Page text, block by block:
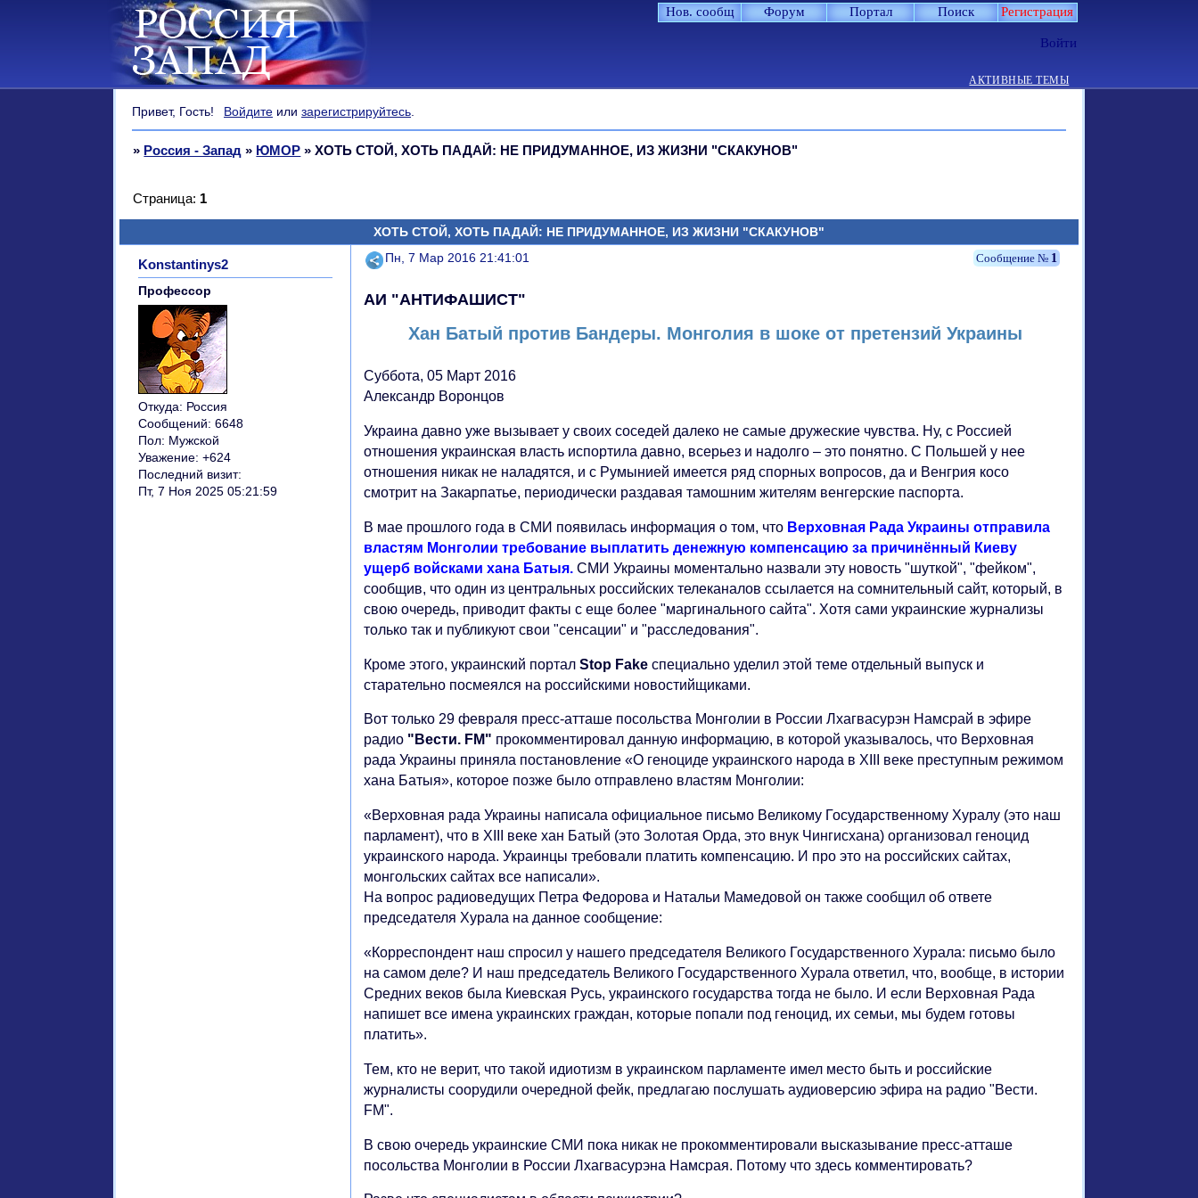
Нов. сообщ Форум Портал Поиск Регистрация
Войти
АКТИВНЫЕ ТЕМЫ
Привет, Гость! Войдите илизарегистрируйтесь.
» Россия - Запад » ЮМОР »ХОТЬ СТОЙ, ХОТЬ ПАДАЙ: НЕ ПРИДУМАННОЕ, ИЗ ЖИЗНИ "СКАКУНОВ"
ХОТЬ СТОЙ, ХОТЬ ПАДАЙ: НЕ ПРИДУМАННОЕ, ИЗ ЖИЗНИ "СКАКУНОВ"
Страница: 1
Поделиться 1
Пн, 7 Мар 2016 21:41:01
Konstantinys2
Профессор
Откуда: Россия
Сообщений: 6648
Пол: Мужской
Уважение: +624
Последний визит:
Пт, 7 Ноя 2025 05:21:59
АИ "АНТИФАШИСТ"
Хан Батый против Бандеры. Монголия в шоке от претензий Украины
Суббота, 05 Март 2016
Александр Воронцов
Украина давно уже вызывает у своих соседей далеко не самые дружеские чувства. Ну, с Россией
отношения украинская власть испортила давно, всерьез и надолго – это понятно. С Польшей у нее
отношения никак не наладятся, и с Румынией имеется ряд спорных вопросов, да и Венгрия косо
смотрит на Закарпатье, периодически раздавая тамошним жителям венгерские паспорта.
В мае прошлого года в СМИ появилась информация о том, что Верховная Рада Украины отправила
властям Монголии требование выплатить денежную компенсацию за причинённый Киеву
ущерб войсками хана Батыя.СМИ Украины моментально назвали эту новость "шуткой", "фейком",
сообщив, что один из центральных российских телеканалов ссылается на сомнительный сайт, который, в
свою очередь, приводит факты с еще более "маргинального сайта". Хотя сами украинские журнализы
только так и публикуют свои "сенсации" и "расследования".
Кроме этого, украинский порталStop Fake специально уделил этой теме отдельный выпуск и
старательно посмеялся на российскими новостийщиками.
Вот только 29 февраля пресс-атташе посольства Монголии в России Лхагвасурэн Намсрай в эфире
радио "Вести. FM" прокомментировал данную информацию, в которой указывалось, что Верховная
рада Украины приняла постановление «О геноциде украинского народа в XIII веке преступным режимом
хана Батыя», которое позже было отправлено властям Монголии:
«Верховная рада Украины написала официальное письмо Великому Государственному Хуралу (это наш
парламент), что в XIII веке хан Батый (это Золотая Орда, это внук Чингисхана) организовал геноцид
украинского народа. Украинцы требовали платить компенсацию. И про это на российских сайтах,
монгольских сайтах все написали».
На вопрос радиоведущих Петра Федорова и Натальи Мамедовой он также сообщил об ответе
председателя Хурала на данное сообщение:
«Корреспондент наш спросил у нашего председателя Великого Государственного Хурала: письмо было
на самом деле? И наш председатель Великого Государственного Хурала ответил, что, вообще, в истории
Средних веков была Киевская Русь, украинского государства тогда не было. И если Верховная Рада
напишет все имена украинских граждан, которые попали под геноцид, их семьи, мы будем готовы
платить».
Тем, кто не верит, что такой идиотизм в украинском парламенте имел место быть и российские
журналисты соорудили очередной фейк, предлагаю послушать аудиоверсию эфира на радио "Вести.
FM".
В свою очередь украинские СМИ пока никак не прокомментировали высказывание пресс-атташе
посольства Монголии в России Лхагвасурэна Намсрая. Потому что здесь комментировать?